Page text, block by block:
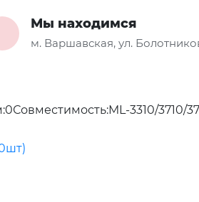
Мы находимся
м. Варшавская, ул.
3310/3710/